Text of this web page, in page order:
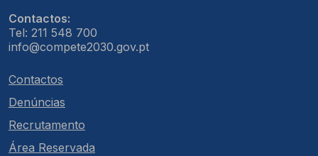
Contactos:
Tel: 211 548 700
info@compete2030.gov.pt
Contactos
Denúncias
Recrutamento
Área Reservada